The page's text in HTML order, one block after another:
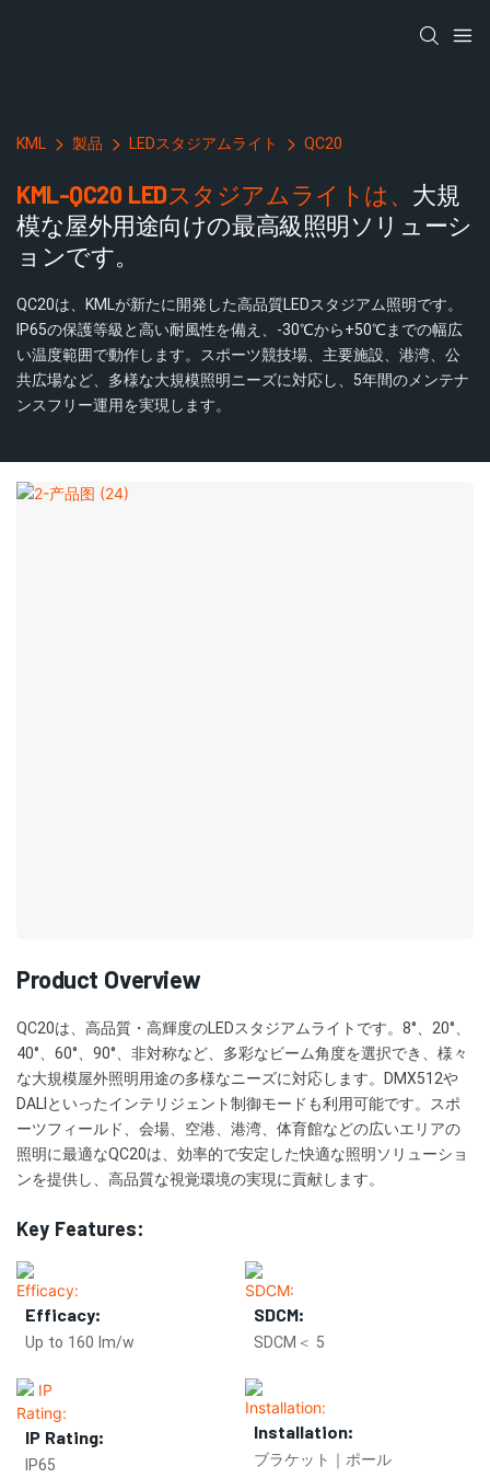
KML 製品 LEDスタジアムライト QC20
KML-QC20 LEDスタジアムライトは、 大規
模な屋外用途向けの最高級照明ソリューシ
ョンです。
QC20は、KMLが新たに開発した高品質LEDスタジアム照明です。
IP65の保護等級と高い耐風性を備え、-30℃から+50℃までの幅広
い温度範囲で動作します。スポーツ競技場、主要施設、港湾、公
共広場など、多様な大規模照明ニーズに対応し、5年間のメンテナ
ンスフリー運用を実現します。
Product Overview
QC20は、高品質・高輝度のLEDスタジアムライトです。8°、20°、
40°、60°、90°、非対称など、多彩なビーム角度を選択でき、様々
な大規模屋外照明用途の多様なニーズに対応します。DMX512や
DALIといったインテリジェント制御モードも利用可能です。スポ
ーツフィールド、会場、空港、港湾、体育館などの広いエリアの
照明に最適なQC20は、効率的で安定した快適な照明ソリューショ
ンを提供し、高品質な視覚環境の実現に貢献します。
Key Features:
Efficacy:
Up to 160 lm/w
SDCM:
SDCM＜ 5
IP Rating:
IP65
Installation:
ブラケット｜ポール